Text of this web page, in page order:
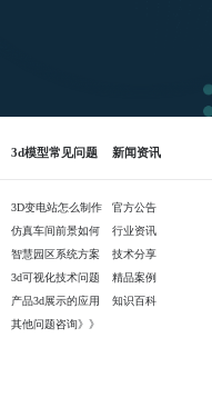
3d模型常见问题
3D变电站怎么制作
仿真车间前景如何
智慧园区系统方案
3d可视化技术问题
产品3d展示的应用
其他问题咨询》》
新闻资讯
官方公告
行业资讯
技术分享
精品案例
知识百科